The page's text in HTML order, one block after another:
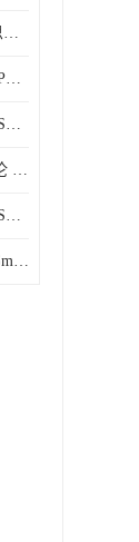
济南路由器测试仪Spirent思博伦SPT-2U 用户界面友好 多种测试功能
河南打流仪Spirent思博伦SPT-2U 操作简单 灵活的测试方案
淄博发包仪 Spirent思博伦 SmartBits 600B 高速数据传输
福建省发包仪 Spirent思博伦 SmartBits 600B 可以支持多种通信技术
盐城发包仪 Spirent思博伦 SmartBits 600B 可配置多个单端测试模块
泰州思博伦测试仪Spirent SmartBits 600B 灵活的测试方案